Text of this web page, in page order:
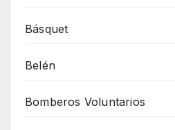
Básquet
Belén
Bomberos Voluntarios